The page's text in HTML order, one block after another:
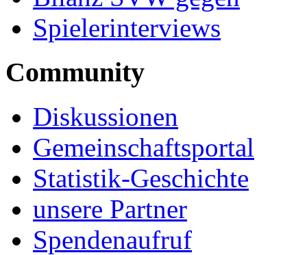
Spielerinterviews
Community
Diskussionen
Gemeinschaftsportal
Statistik-Geschichte
unsere Partner
Spendenaufruf